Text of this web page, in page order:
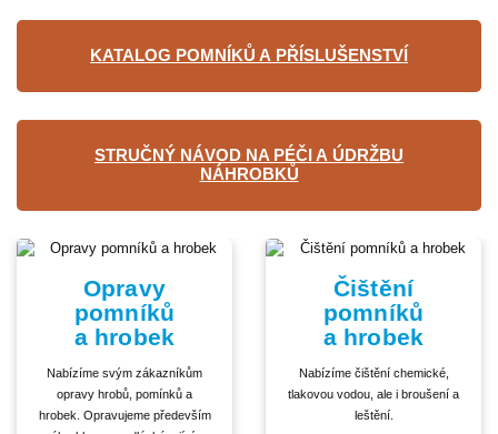
KATALOG POMNÍKŮ A PŘÍSLUŠENSTVÍ
STRUČNÝ NÁVOD NA PÉČI A ÚDRŽBU
NÁHROBKŮ
Opravy
pomníků
a hrobek
Nabízíme svým zákazníkům
opravy hrobů, pomínků a
hrobek. Opravujeme především
Čištění
pomníků
a hrobek
Nabízíme čištění chemické,
tlakovou vodou, ale i broušení a
leštění.